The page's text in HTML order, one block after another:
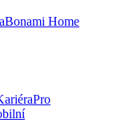
Bonami Home
Pro